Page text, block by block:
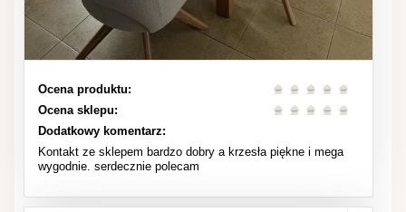
Ocena produktu:
Ocena sklepu:
Dodatkowy komentarz:
Kontakt ze sklepem bardzo dobry a krzesła piękne i mega
wygodnie. serdecznie polecam